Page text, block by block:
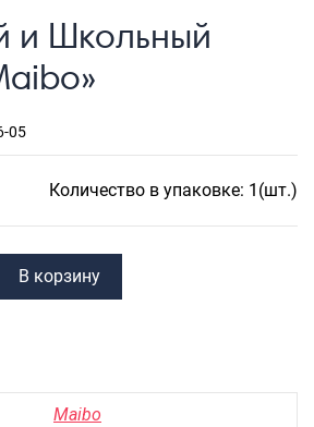
Рюкзаки для охоты-рыбалки
Рюкзаки на колесах
ШОППЕРЫ
Кейсы
Портпледы
Мешки для обуви
и Школьный
05
Количество в упаковке: 1(шт.)
В корзину
Maibo